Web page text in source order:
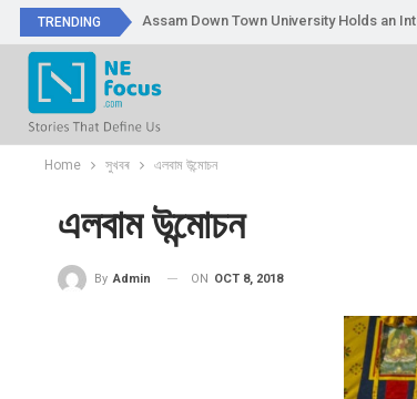
TRENDING Assam Down Town University Holds an
Home সুখবৰ এলবাম উন্মোচন
এলবাম উন্মোচন
By Admin ON OCT 8, 2018